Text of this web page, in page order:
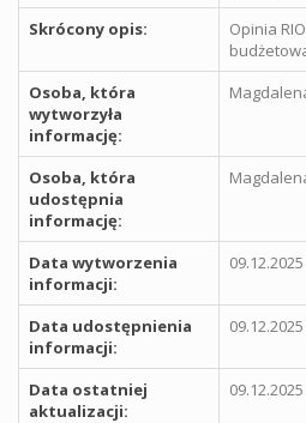
Skrócony opis:
Opinia
Osoba, która
wytworzyła
informację:
Osoba, która
udostępnia
informację:
Data wytworzenia
informacji:
Data udostępnienia
informacji:
Data ostatniej
aktualizacji: